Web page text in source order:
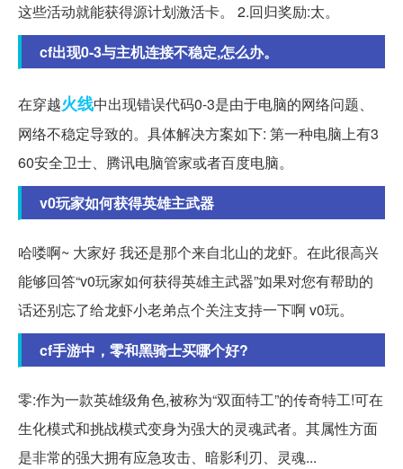
这些活动就能获得源计划激活卡。 2.回归奖励:太。
cf出现0-3与主机连接不稳定,怎么办。
在穿越火线中出现错误代码0-3是由于电脑的网络问题、
网络不稳定导致的。具体解决方案如下: 第一种电脑上有3
60安全卫士、腾讯电脑管家或者百度电脑。
v0玩家如何获得英雄主武器
哈喽啊~ 大家好 我还是那个来自北山的龙虾。在此很高兴
能够回答“v0玩家如何获得英雄主武器”如果对您有帮助的
话还别忘了给龙虾小老弟点个关注支持一下啊 v0玩。
cf手游中，零和黑骑士买哪个好?
零:作为一款英雄级角色,被称为“双面特工”的传奇特工!可在
生化模式和挑战模式变身为强大的灵魂武者。其属性方面
是非常的强大拥有应急攻击、暗影利刃、灵魂...